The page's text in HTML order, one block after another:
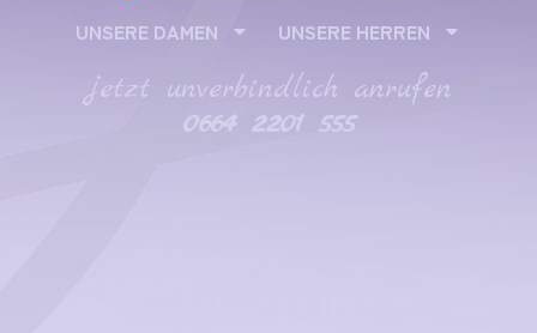
UNSERE DAMEN UNSERE HERREN
jetzt unverbindlich anrufen
0664 2201 555